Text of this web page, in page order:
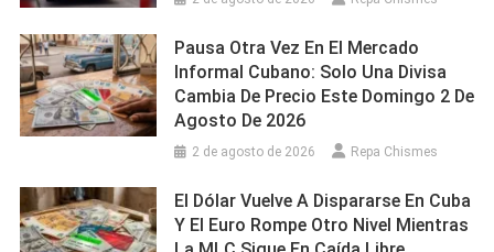
Pausa Otra Vez En El Mercado
Informal Cubano: Solo Una Divisa
Cambia De Precio Este Domingo 2 De
Agosto De 2026
2 de agosto de 2026 Repa Chismes
El Dólar Vuelve A Dispararse En Cuba
Y El Euro Rompe Otro Nivel Mientras